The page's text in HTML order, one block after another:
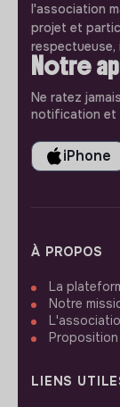
l'association
projet et
respectueuse,
Notre
Ne ratez
notification et
iPhone
À PROPOS
La
Notre
LIENS